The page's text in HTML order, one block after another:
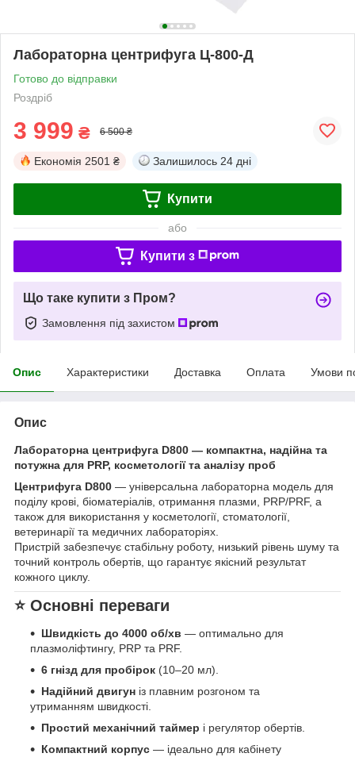
Лабораторна центрифуга Ц-800-Д
Готово до відправки
Роздріб
3 999 ₴ 6 500 ₴
Економія 2501 ₴ Залишилось 24 дні
Купити
або
Купити з
Що таке купити з Пром?
Замовлення під захистом
Опис Характеристики Доставка Оплата Умови
Опис
Лабораторна центрифуга D800 — компактна, надійна та
потужна для PRP, косметології та аналізу проб
Центрифуга D800 — універсальна лабораторна модель для
поділу крові, біоматеріалів, отримання плазми, PRP/PRF, а
також для використання у косметології, стоматології,
ветеринарії та медичних лабораторіях.
Пристрій забезпечує стабільну роботу, низький рівень шуму та
точний контроль обертів, що гарантує якісний результат
кожного циклу.
⭐ Основні переваги
Швидкість до 4000 об/хв — оптимально для
плазмоліфтингу, PRP та PRF.
6 гнізд для пробірок (10–20 мл).
Надійний двигун із плавним розгоном та
утриманням швидкості.
Простий механічний таймер і регулятор обертів.
Компактний корпус — ідеально для кабінету